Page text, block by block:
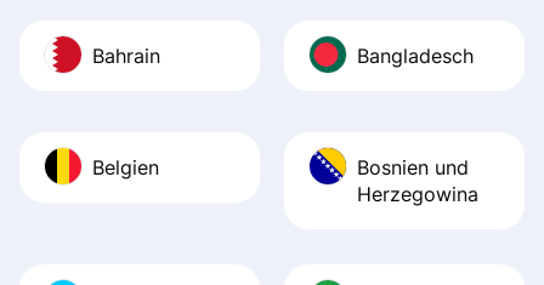
Bahrain Bangladesch
Belgien
Bosnien und
Herzegowina